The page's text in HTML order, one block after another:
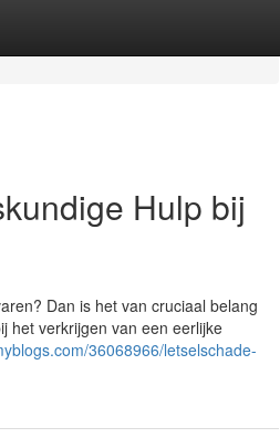
Hulp bij
Dan is het van cruciaal belang
het verkrijgen van een eerlijke
36068966/letselschade-